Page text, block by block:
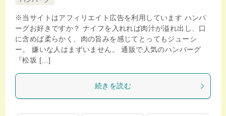
※当サイトはアフィリエイト広告を利用しています ハンバ
ーグお好きですか？ ナイフを入れれば肉汁が溢れ出し、口
に含めば柔らかく、肉の旨みを感じてとってもジューシ
ー。 嫌いな人はまずいません。 通販で人気のハンバーグ
『松坂 […]
続きを読む